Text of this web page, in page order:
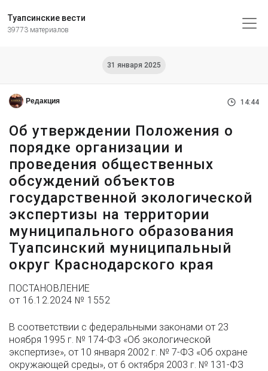
Туапсинские вести
39773 материалов
31 января 2025
Редакция 14:44
Об утверждении Положения о
порядке организации и
проведения общественных
обсуждений объектов
государственной экологической
экспертизы на территории
муниципального образования
Туапсинский муниципальный
округ Краснодарского края
ПОСТАНОВЛЕНИЕ
от 16.12.2024 № 1552
В соответствии с федеральными законами от 23
ноября 1995 г. № 174-ФЗ «Об экологической
экспертизе», от 10 января 2002 г. № 7-ФЗ «Об охране
окружающей среды», от 6 октября 2003 г. № 131-ФЗ